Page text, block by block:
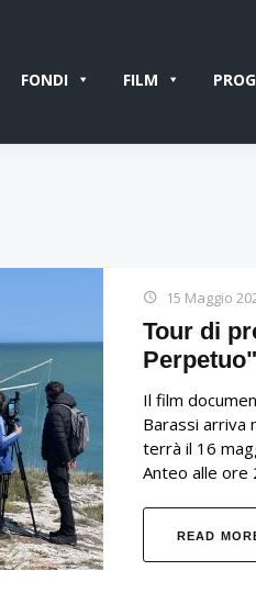
FONDI FILM
15 Maggio
Tour di
Il film
Barassi arriva
terrà il 16
Anteo alle ore
READ